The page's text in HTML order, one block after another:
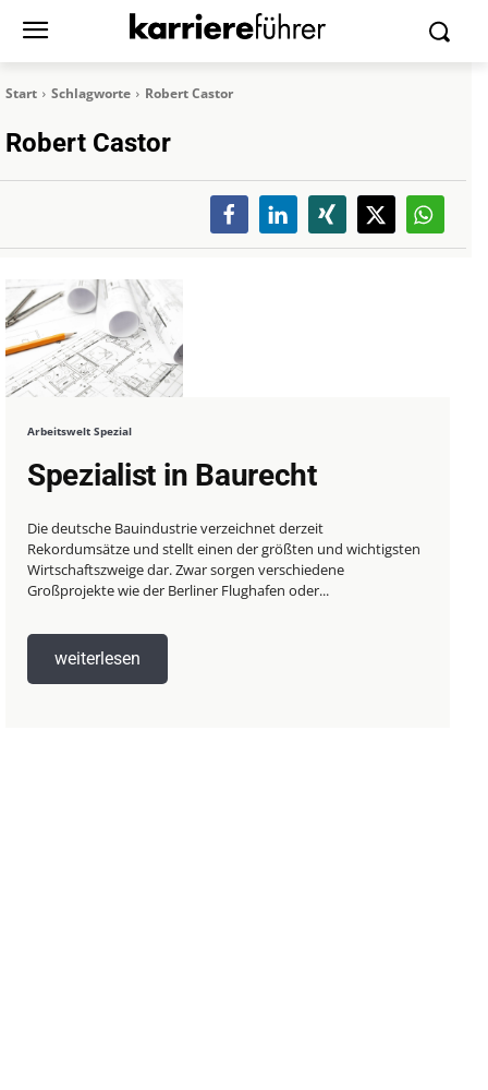
Start Schlagworte Robert Castor
Robert Castor
Arbeitswelt Spezial
Spezialist in Baurecht
Die deutsche Bauindustrie verzeichnet derzeit
Rekordumsätze und stellt einen der größten und wichtigsten
Wirtschaftszweige dar. Zwar sorgen verschiedene
Großprojekte wie der Berliner Flughafen oder...
weiterlesen